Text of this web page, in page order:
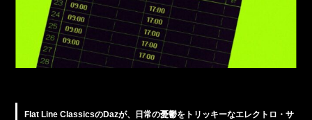
Flat Line ClassicsのDazが、日常の憂鬱をトリッキーなエレクトロ・サ